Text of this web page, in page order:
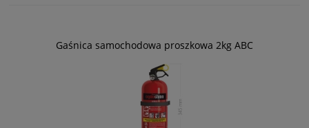
Gaśnica samochodowa proszkowa 2kg ABC